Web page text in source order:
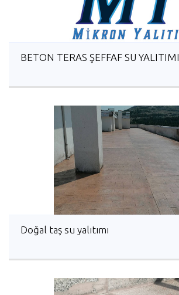
BETON TERAS ŞEFFAF SU YALITIMI
Doğal taş su yalıtımı